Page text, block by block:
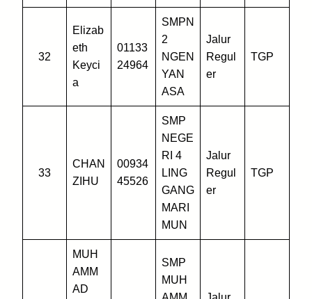
32
Elizab
eth
Keyci
a
01133
24964
SMPN
2
NGEN
YAN
ASA
Jalur
Regul
er
TGP
33
CHAN
ZIHU
00934
45526
SMP
NEGE
RI 4
LING
GANG
MARI
MUN
Jalur
Regul
er
TGP
MUH
AMM
AD
SMP
MUH